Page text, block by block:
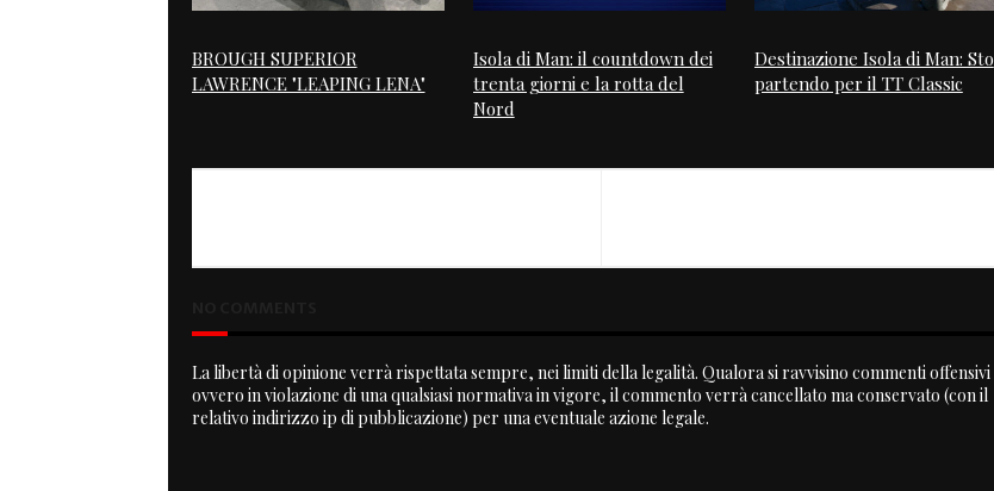
BROUGH SUPERIOR
LAWRENCE "LEAPING LENA"
Isola di Man: il countdown dei
trenta giorni e la rotta del
Nord
Destinazione Isola di Man: Sto
partendo per il TT Classic
La libertà di opinione verrà rispettata sempre, nei limiti della legalità. Qualora si ravvisino commenti offensivi
ovvero in violazione di una qualsiasi normativa in vigore, il commento verrà cancellato ma conservato (con il
relativo indirizzo ip di pubblicazione) per una eventuale azione legale.